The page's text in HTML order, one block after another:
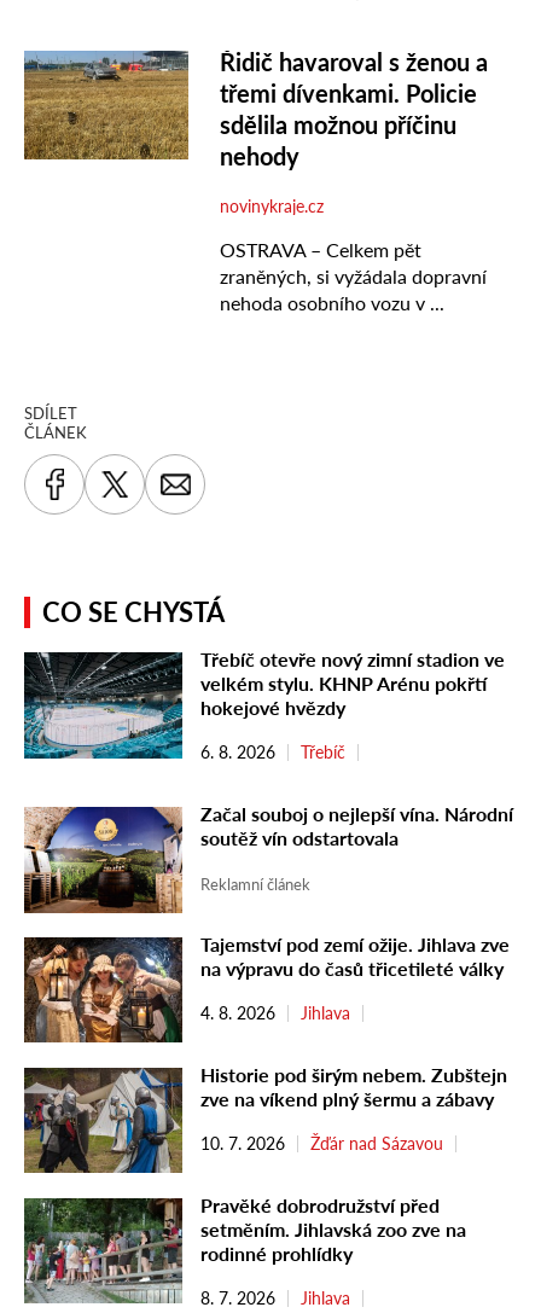
SDÍLET
ČLÁNEK
CO SE CHYSTÁ
Třebíč otevře nový zimní stadion ve
velkém stylu. KHNP Arénu pokřtí
hokejové hvězdy
6. 8. 2026 Třebíč
Začal souboj o nejlepší vína. Národní
soutěž vín odstartovala
Reklamní článek
Tajemství pod zemí ožije. Jihlava zve
na výpravu do časů třicetileté války
4. 8. 2026 Jihlava
Historie pod širým nebem. Zubštejn
zve na víkend plný šermu a zábavy
10. 7. 2026 Žďár nad Sázavou
Pravěké dobrodružství před
setměním. Jihlavská zoo zve na
rodinné prohlídky
8. 7. 2026 Jihlava